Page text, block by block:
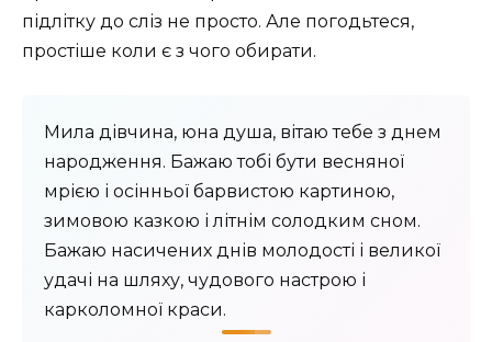
підлітку до сліз не просто. Але погодьтеся,
простіше коли є з чого обирати.
Мила дівчина, юна душа, вітаю тебе з днем ​​
народження. Бажаю тобі бути весняної
мрією і осінньої барвистою картиною,
зимовою казкою і літнім солодким сном.
Бажаю насичених днів молодості і великої
удачі на шляху, чудового настрою і
карколомної краси.